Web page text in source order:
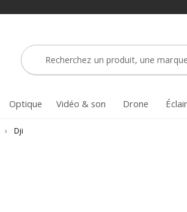
Optique Vidéo & son Drone
› Dji